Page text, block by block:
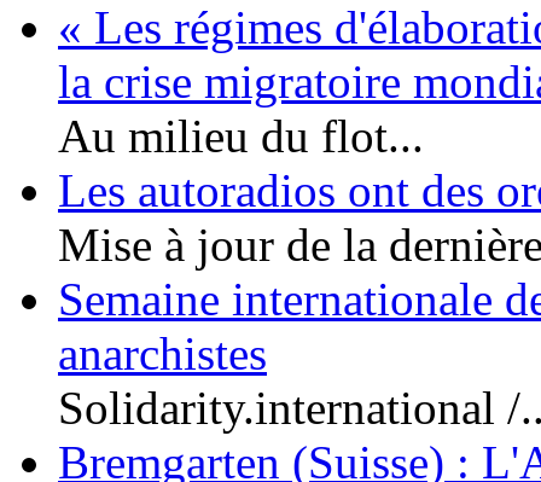
« Les régimes
la crise migratoire
Au milieu du flot...
Les autoradios ont des
Mise à jour de la
Semaine internationale
anarchistes
Solidarity.international /
Bremgarten (Suisse) :